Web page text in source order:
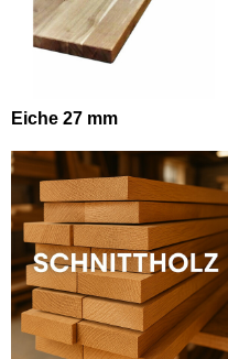
Eiche 27 mm